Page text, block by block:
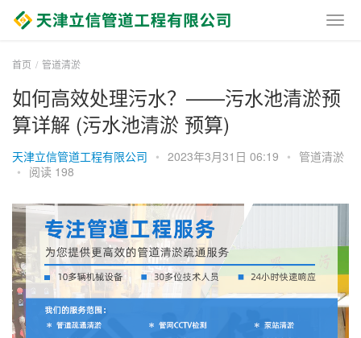
首页 管道清淤
如何高效处理污水？——污水池清淤预
算详解 (污水池清淤 预算)
天津立信管道工程有限公司 • 2023年3月31日 06:19 • 管道清淤
• 阅读 198